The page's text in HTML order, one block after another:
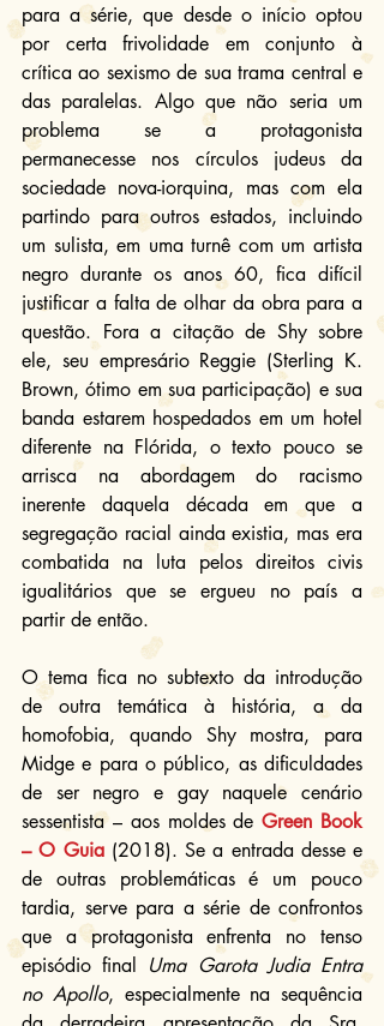
para a série, que desde o início optou
por certa frivolidade em conjunto à
crítica ao sexismo de sua trama central e
das paralelas. Algo que não seria um
problema se a protagonista
permanecesse nos círculos judeus da
sociedade nova-iorquina, mas com ela
partindo para outros estados, incluindo
um sulista, em uma turnê com um artista
negro durante os anos 60, fica difícil
justificar a falta de olhar da obra para a
questão. Fora a citação de Shy sobre
ele, seu empresário Reggie (Sterling K.
Brown, ótimo em sua participação) e sua
banda estarem hospedados em um hotel
diferente na Flórida, o texto pouco se
arrisca na abordagem do racismo
inerente daquela década em que a
segregação racial ainda existia, mas era
combatida na luta pelos direitos civis
igualitários que se ergueu no país a
partir de então.
O tema fica no subtexto da introdução
de outra temática à história, a da
homofobia, quando Shy mostra, para
Midge e para o público, as dificuldades
de ser negro e gay naquele cenário
sessentista – aos moldes de Green Book
– O Guia (2018). Se a entrada desse e
de outras problemáticas é um pouco
tardia, serve para a série de confrontos
que a protagonista enfrenta no tenso
episódio final Uma Garota Judia Entra
no Apollo, especialmente na sequência